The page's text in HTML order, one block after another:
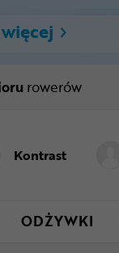
rowerów
Kontrast
ODŻYWKI